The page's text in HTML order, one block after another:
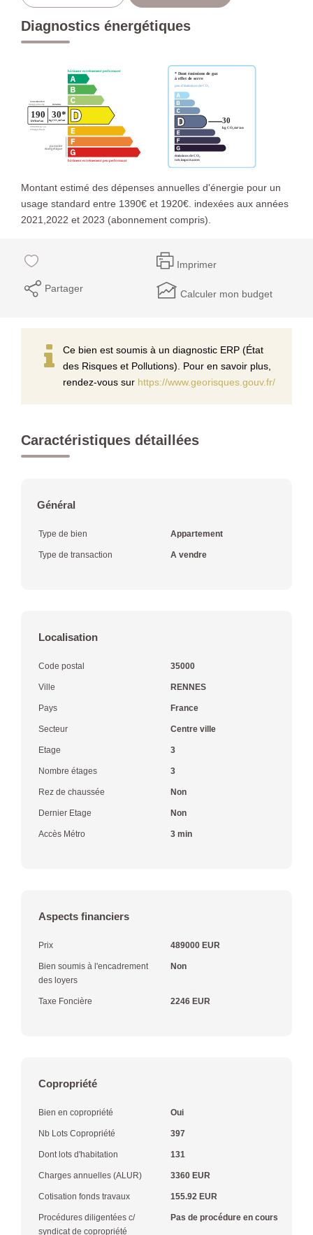
Diagnostics énergétiques
Montant estimé des dépenses annuelles d'énergie pour un
usage standard entre 1390€ et 1920€. indexées aux années
2021,2022 et 2023 (abonnement compris).
Imprimer
Partager Calculer mon budget
Ce bien est soumis à un diagnostic ERP (État
des Risques et Pollutions). Pour en savoir plus,
rendez-vous sur https://www.georisques.gouv.fr/
Caractéristiques détaillées
Général
Type de bien Appartement
Type de transaction A vendre
Localisation
Code postal 35000
Ville RENNES
Pays France
Secteur Centre ville
Etage 3
Nombre étages 3
Rez de chaussée Non
Dernier Etage Non
Accès Métro 3 min
Aspects financiers
Prix 489000 EUR
Bien soumis à l'encadrement
des loyers
Non
Taxe Foncière 2246 EUR
Copropriété
Bien en copropriété Oui
Nb Lots Copropriété 397
Dont lots d'habitation 131
Charges annuelles (ALUR) 3360 EUR
Cotisation fonds travaux 155.92 EUR
Procédures diligentées c/
syndicat de copropriété
Pas de procédure en cours